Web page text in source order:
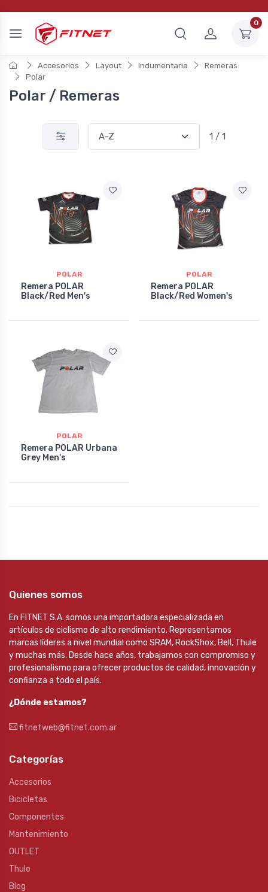
0
Accesorios Layout Indumentaria
Remeras
Polar
Polar / Remeras
1 / 1
POLAR
Remera POLAR
Black/Red Men's
POLAR
Remera POLAR
Black/Red Women's
POLAR
Remera POLAR Urbana
Grey Men's
Quienes somos
En FITNET S.A. somos una importadora especializada en
artículos de ciclismo de alto rendimiento. Representamos
marcas líderes a nivel mundial como SRAM, RockShox, Bell, Thule
y muchas más. Desde hace años, trabajamos con compromiso y
profesionalismo para ofrecer productos de calidad, innovación y
confianza a todo el país.
¿Dónde estamos?
fitnetweb@fitnet.com.ar
Categorías
Accesorios
Bicicletas
Componentes
Mantenimiento
OUTLET
Thule
Blog